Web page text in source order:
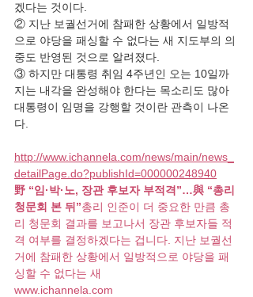
겠다는 것이다.
② 지난 보궐선거에 참패한 상황에서 일방적
으로 야당을 패싱할 수 없다는 새 지도부의 의
중도 반영된 것으로 알려졌다.
③ 하지만 대통령 취임 4주년인 오는 10일까
지는 내각을 완성해야 한다는 목소리도 많아
대통령이 임명을 강행할 것이란 관측이 나온
다.
http://www.ichannela.com/news/main/news_
detailPage.do?publishId=000000248940
野 “임·박·노, 장관 후보자 부적격”…與 “총리
청문회 본 뒤”총리 인준이 더 중요한 만큼 총
리 청문회 결과를 보고나서 장관 후보자들 적
격 여부를 결정하겠다는 겁니다. 지난 보궐선
거에 참패한 상황에서 일방적으로 야당을 패
싱할 수 없다는 새
www.ichannela.com